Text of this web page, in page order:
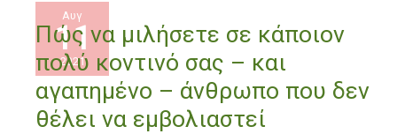
Αυγ
11
2021
Πώς να μιλήσετε σε κάποιον
πολύ κοντινό σας – και
αγαπημένο – άνθρωπο που δεν
θέλει να εμβολιαστεί
Πώς
να
μιλήσετε
σε
κάποιον
πολύ